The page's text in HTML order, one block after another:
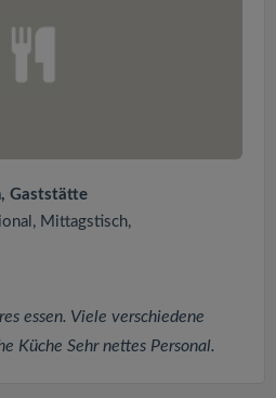
Gaststätte
Mittagstisch,
essen. Viele verschiedene
Küche Sehr nettes Personal.